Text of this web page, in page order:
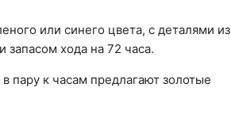
или синего цвета, с деталями из
запасом хода на 72 часа.
пару к часам предлагают золотые